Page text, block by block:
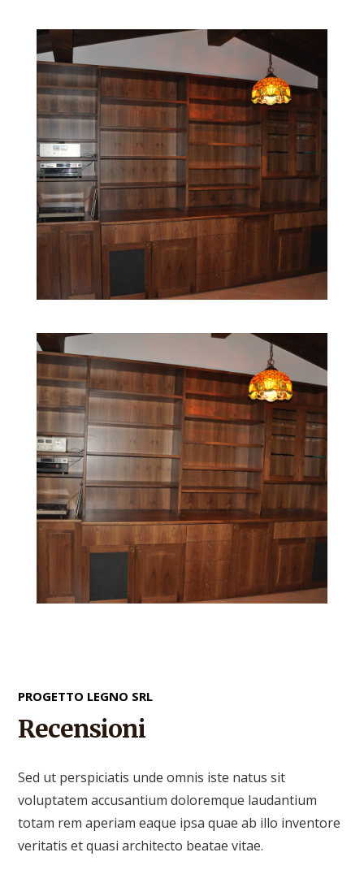
PROGETTO LEGNO SRL
Recensioni
Sed ut perspiciatis unde omnis iste natus sit
voluptatem accusantium doloremque laudantium
totam rem aperiam eaque ipsa quae ab illo inventore
veritatis et quasi architecto beatae vitae.